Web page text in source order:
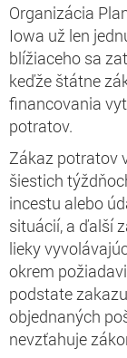
Organizácia
Iowa už len
blížiaceho sa
keďže štátne
financovania
potratov.
Zákaz potratov
šiestich
incestu alebo
situácií, a ďalší
lieky
okrem
podstate
objednaných
nevzťahuje